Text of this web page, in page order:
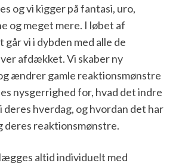
og vi kigger på fantasi, uro,
og meget mere. I løbet af
vi i dybden med alle de
afdækket. Vi skaber ny
ændrer gamle reaktionsmønstre
nysgerrighed for, hvad det indre
deres hverdag, og hvordan det har
deres reaktionsmønstre.
altid individuelt med